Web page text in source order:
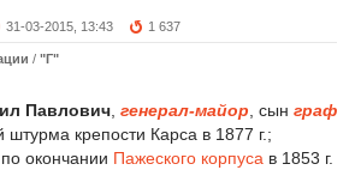
31-03-2015, 13:43 1 637
/ "Г"
Павлович генерал-майор , сын граф
штурма крепости Карса в 1877 г.;
окончании Пажеского корпуса в 1853 г.